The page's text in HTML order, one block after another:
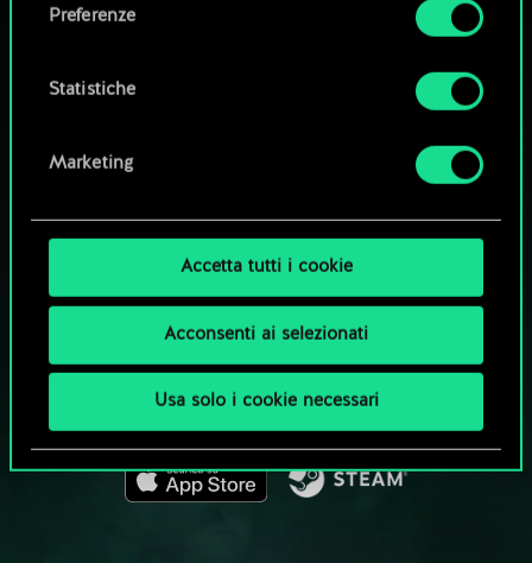
disponibili nel menu "Impostazioni" qui sotto.
Preferenze
Statistiche
Marketing
Accetta tutti i cookie
Acconsenti ai selezionati
Usa solo i cookie necessari
CHE NE DICI DI UNA PARTITA A GWENT?
GIOCA GRATIS
SU PC
Questo titolo offre acquisti all'interno del gioco.
GIOCA ANCHE SU